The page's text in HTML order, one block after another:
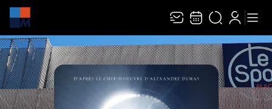
Recevez toute l’actualité en vous abonnant à